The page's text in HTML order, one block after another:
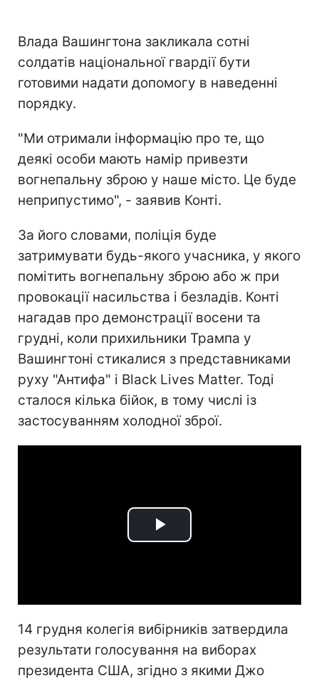
Влада Вашингтона закликала сотні
солдатів національної гвардії бути
готовими надати допомогу в наведенні
порядку.
"Ми отримали інформацію про те, що
деякі особи мають намір привезти
вогнепальну зброю у наше місто. Це буде
неприпустимо", - заявив Конті.
За його словами, поліція буде
затримувати будь-якого учасника, у якого
помітить вогнепальну зброю або ж при
провокації насильства і безладів. Конті
нагадав про демонстрації восени та
грудні, коли прихильники Трампа у
Вашингтоні стикалися з представниками
руху "Антифа" і Black Lives Matter. Тоді
сталося кілька бійок, в тому числі із
застосуванням холодної зброї.
Play
14 грудня колегія вибірників затвердила
результати голосування на виборах
президента США, згідно з якими Джо